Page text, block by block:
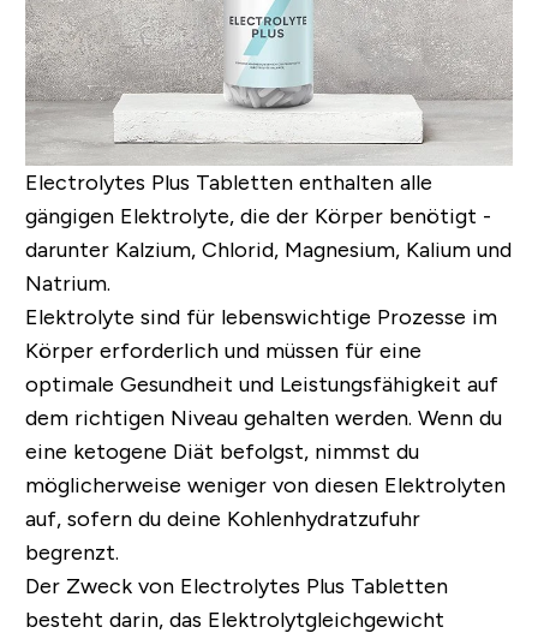
Electrolytes Plus Tabletten enthalten alle
gängigen Elektrolyte, die der Körper benötigt -
darunter Kalzium, Chlorid, Magnesium, Kalium und
Natrium.
Elektrolyte sind für lebenswichtige Prozesse im
Körper erforderlich und müssen für eine
optimale Gesundheit und Leistungsfähigkeit auf
dem richtigen Niveau gehalten werden. Wenn du
eine ketogene Diät befolgst, nimmst du
möglicherweise weniger von diesen Elektrolyten
auf, sofern du deine Kohlenhydratzufuhr
begrenzt.
Der Zweck von Electrolytes Plus Tabletten
besteht darin, das Elektrolytgleichgewicht